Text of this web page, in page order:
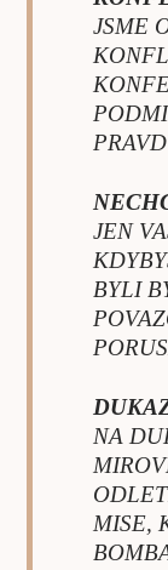
JSME
JEN
BYLI
NA
MISE,